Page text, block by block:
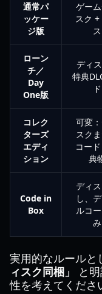
通常パ
ッケー
ジ版
ゲー
スク +
ス
ローン
チ／
Day
One版
ディ
特典
ド
コレク
ターズ
エディ
ション
可変
スク
コー
典
Code in
Box
ディ
し、
ルコ
み
実用的なルールと
ィスク同梱」
と
性を考えてくださ